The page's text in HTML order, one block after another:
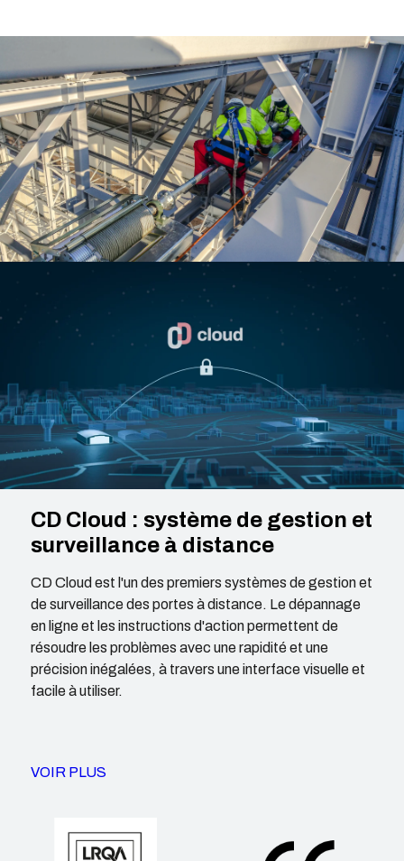
CD Cloud : système de gestion et
surveillance à distance
CD Cloud est l'un des premiers systèmes de gestion et
de surveillance des portes à distance. Le dépannage
en ligne et les instructions d'action permettent de
résoudre les problèmes avec une rapidité et une
précision inégalées, à travers une interface visuelle et
facile à utiliser.
VOIR PLUS